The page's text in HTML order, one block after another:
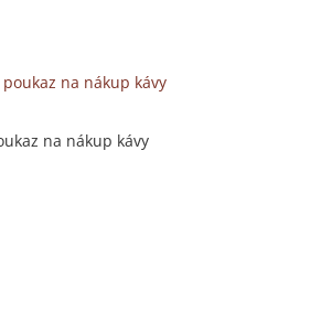
na nákup kávy